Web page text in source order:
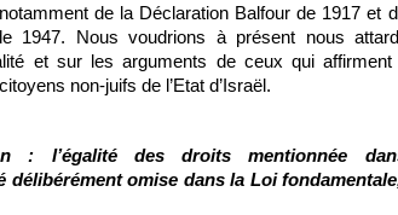
de la Déclaration Balfour de 1917 et
1947. Nous voudrions à présent nous
et sur les arguments de ceux qui
non-juifs de l’Etat d’Israël.
: l’égalité des droits mentionnée
délibérément omise dans la Loi